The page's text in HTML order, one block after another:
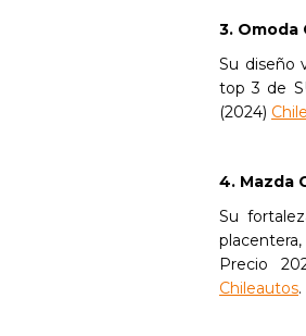
3. Omoda
Su diseño
top 3 de
(2024)
4. Mazda
Su
Precio
Chileautos.